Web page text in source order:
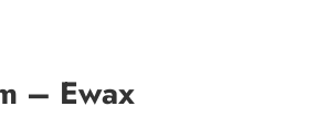
– Ewax